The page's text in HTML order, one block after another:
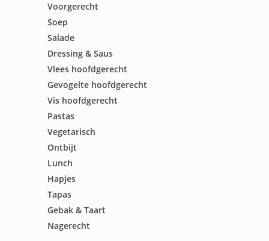
Voorgerecht
Soep
Salade
Dressing & Saus
Vlees hoofdgerecht
Gevogelte hoofdgerecht
Vis hoofdgerecht
Pastas
Vegetarisch
Ontbijt
Lunch
Hapjes
Tapas
Gebak & Taart
Nagerecht